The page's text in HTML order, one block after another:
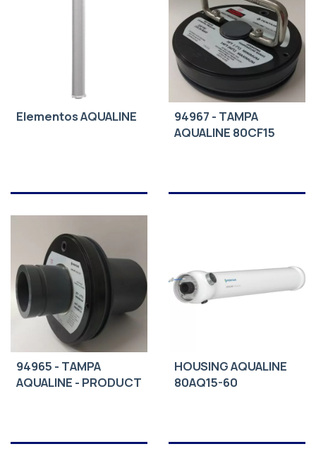
Elementos AQUALINE
94967 - TAMPA
AQUALINE 80CF15
94965 - TAMPA
AQUALINE - PRODUCT
HOUSING AQUALINE
80AQ15-60